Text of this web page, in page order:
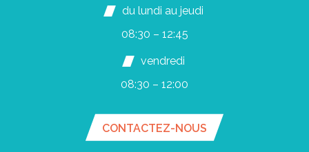
du lundi au jeudi
08:30 – 12:45
vendredi
08:30 – 12:00
CONTACTEZ-NOUS